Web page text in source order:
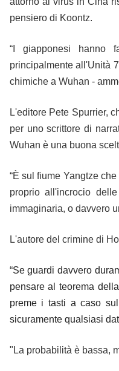
pensiero di Koontz.
“I giapponesi hanno
principalmente all'Unità
chimiche a Wuhan -
L'editore Pete Spurrier,
per uno scrittore di
Wuhan è una buona
“È sul fiume Yangtze
proprio all'incrocio
immaginaria, o davvero
L'autore del crimine di
“Se guardi davvero
pensare al teorema
preme i tasti a caso
sicuramente qualsiasi
"La probabilità è bassa,